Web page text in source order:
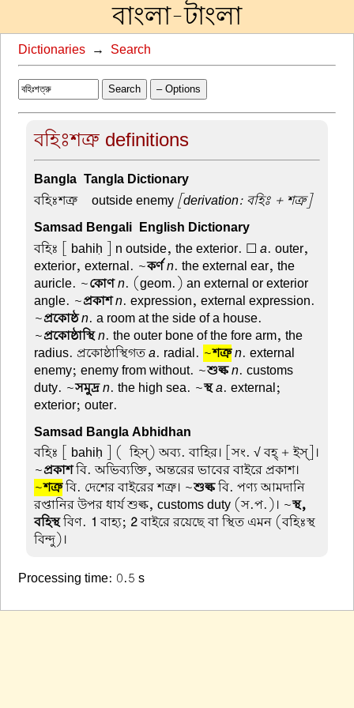
বাংলা-টাংলা
Dictionaries → Search
Search – Options
বহিঃশত্রু definitions
Bangla-Tangla Dictionary
বহিঃশত্রু –outside enemy [derivation: বহিঃ + শত্রু]
Samsad Bengali-English Dictionary
বহিঃ
[ bahiḥ ] n outside, the exterior. ☐a. outer,
exterior, external. ~কর্ণn. the external ear, the
auricle. ~কোণn. (geom.) an external or exterior
angle. ~প্রকাশn. expression, external expression.
~প্রকোষ্ঠn. a room at the side of a house.
~প্রকোষ্ঠাস্থিn. the outer bone of the fore arm, the
radius. প্রকোষ্ঠাস্থিগতa. radial. ~শত্রুn. external
enemy; enemy from without. ~শুল্কn. customs
duty. ~সমুদ্রn. the high sea. ~স্থa. external;
exterior; outer.
Samsad Bangla Abhidhan
বহিঃ
[ bahiḥ ] (-হিস্) অব্য. বাহির। [সং. √ বহ্ + ইস্]।
~প্রকাশবি. অভিব্যক্তি, অন্তরের ভাবের বাইরে প্রকাশ।
~শত্রুবি. দেশের বাইরের শত্রু। ~শুল্কবি. পণ্য আমদানি
রপ্তানির উপর ধার্য শুল্ক, customs duty (স.প.)। ~স্থ,
বহিস্থবিণ. 1 বাহ্য; 2বাইরে রয়েছে বা স্থিত এমন (বহিঃস্থ
বিন্দু)।
Processing time: 0.5 s